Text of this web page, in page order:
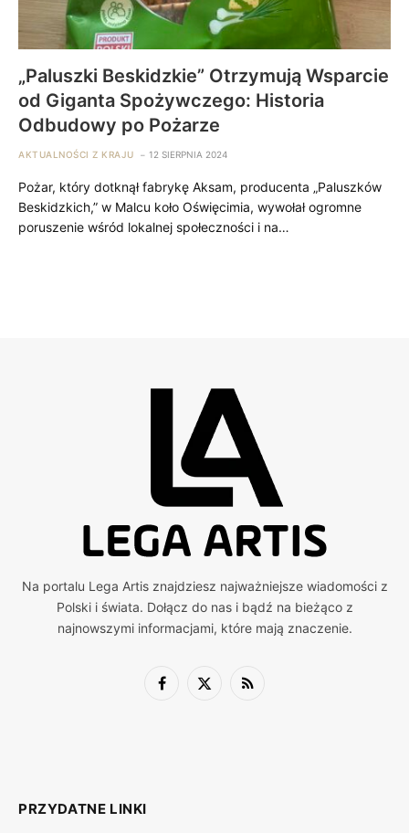
„Paluszki Beskidzkie” Otrzymują Wsparcie
od Giganta Spożywczego: Historia
Odbudowy po Pożarze
AKTUALNOŚCI Z KRAJU 12 SIERPNIA 2024
Pożar, który dotknął fabrykę Aksam, producenta „Paluszków
Beskidzkich,” w Malcu koło Oświęcimia, wywołał ogromne
poruszenie wśród lokalnej społeczności i na…
Na portalu Lega Artis znajdziesz najważniejsze wiadomości z
Polski i świata. Dołącz do nas i bądź na bieżąco z
najnowszymi informacjami, które mają znaczenie.
Facebook
X
RSS
PRZYDATNE LINKI